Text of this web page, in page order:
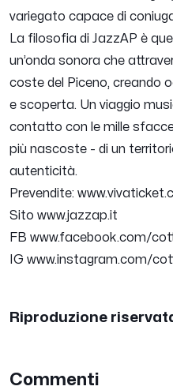
variegato capace di
La filosofia di JazzAP è
un’onda sonora che
coste del Piceno, creando
e scoperta. Un viaggio
contatto con le mille
più nascoste - di un
autenticità.
Prevendite:
Sito www.jazzap.it
FB www.facebook.com/
IG www.instagram.com/
Riproduzione
Commenti